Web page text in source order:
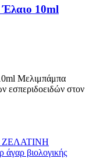
Έλαιο 10ml
Μελιμπάμπα
εσπεριδοειδών στον